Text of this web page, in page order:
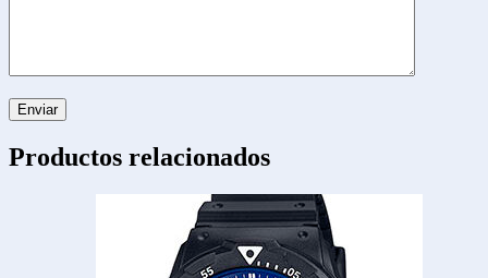
Productos relacionados